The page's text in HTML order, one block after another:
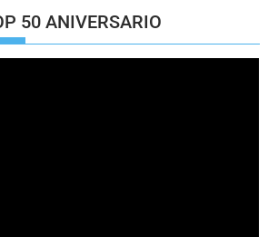
50 ANIVERSARIO